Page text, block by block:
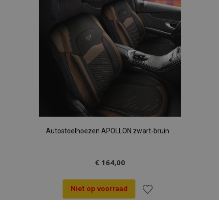
Autostoelhoezen APOLLON zwart-bruin
€ 164,00
Niet op voorraad